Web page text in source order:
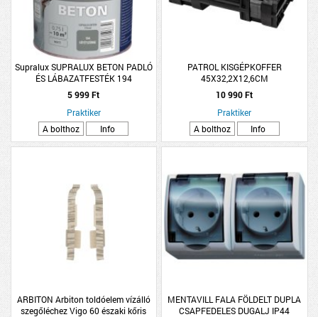
Supralux SUPRALUX BETON PADLÓ
ÉS LÁBAZATFESTÉK 194
SÖTÉTSZÜRKE 0,75L
5 999 Ft
Praktiker
A bolthoz
Info
PATROL KISGÉPKOFFER
45X32,2X12,6CM
10 990 Ft
Praktiker
A bolthoz
Info
ARBITON Arbiton toldóelem vízálló
szegőléchez Vigo 60 északi kőris
MENTAVILL FALA FÖLDELT DUPLA
CSAPFEDELES DUGALJ IP44